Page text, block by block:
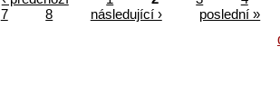
7 8 následující ›
poslední »